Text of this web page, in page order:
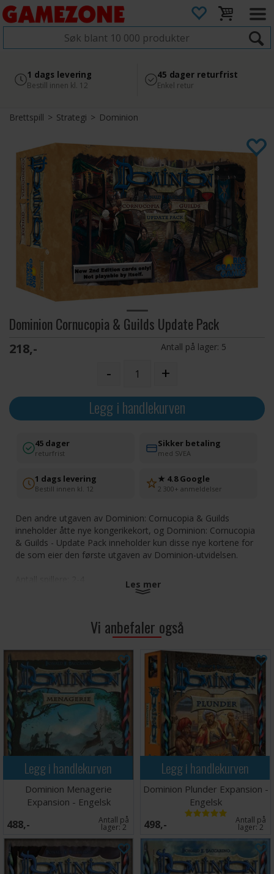
2 300+ anmeldelser på
Google
Sikker betaling
med Svea
1 dags levering
Bestill innen kl. 12
45 dager returfrist
Enkel retur
Brettspill>Strategi> Dominion
Dominion Cornucopia & Guilds Update Pack
218,- Antall på lager: 5
- +
Legg i handlekurven
45 dager
returfrist
Sikker betaling
med SVEA
1 dags levering
Bestill innen kl. 12
★ 4.8 Google
2 300+ anmeldelser
Den andre utgaven av Dominion: Cornucopia & Guilds
inneholder åtte nye kongerikekort, og Dominion: Cornucopia
& Guilds - Update Pack inneholder kun disse nye kortene for
de som eier den første utgaven av Dominion-utvidelsen.
Utvidelse, krever hovedspill for å kunne spilles
Les mer
Vi anbefaler også
Legg i handlekurven
Dominion Menagerie
Expansion - Engelsk
488,- Antall på
lager:2
Legg i handlekurven
Dominion Plunder Expansion -
Engelsk
498,- Antall på
lager:2